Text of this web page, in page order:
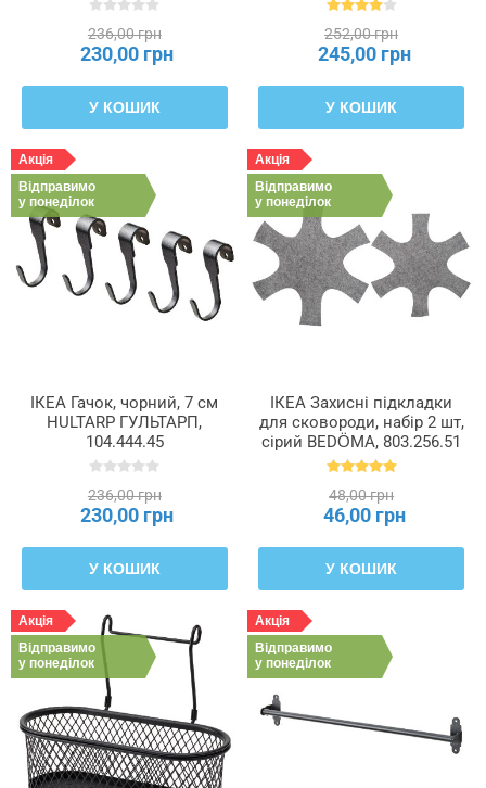
236,00 грн
230,00 грн
У КОШИК
252,00 грн
245,00 грн
У КОШИК
Акція
Відправимо
у понеділок
ІКЕА Гачок, чорний, 7 см
HULTARP ГУЛЬТАРП,
104.444.45
236,00 грн
230,00 грн
У КОШИК
Акція
Відправимо
у понеділок
ІКЕА Захисні підкладки
для сковороди, набір 2 шт,
сірий BEDÖMA, 803.256.51
48,00 грн
46,00 грн
У КОШИК
Акція
Відправимо
у понеділок
Акція
Відправимо
у понеділок